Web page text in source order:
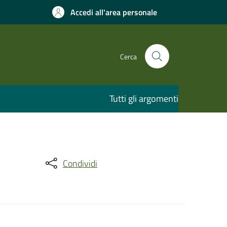
Accedi all'area personale
Cerca
Tutti gli argomenti
Condividi